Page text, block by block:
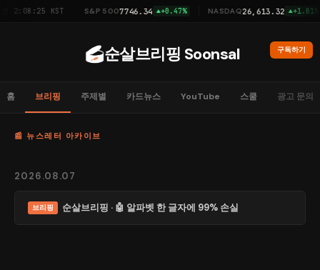
순살브리핑 Soonsal 구독하기
홈 브리핑 주제별 카드뉴스 YouTube 스쿨 광고 문의
📰 뉴스레터 아카이브
2026.08.07
브리핑 순살브리핑 · 🤖 알파벳 한 글자에 99% 손실
KST S&P 5007746.34 +0.47% NASDAQ26,613.32 +1.01%